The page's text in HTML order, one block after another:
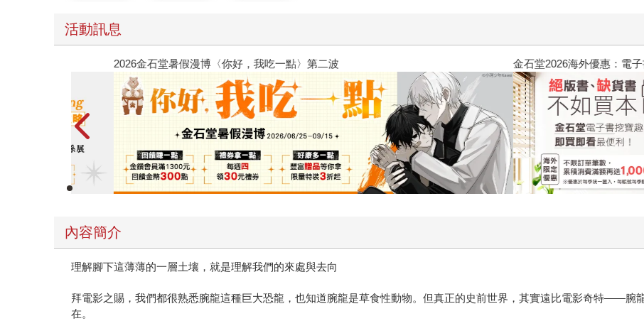
活動訊息
春光ｘ奇幻基地｜全書系展 2026金石堂暑假漫博〈你好，我吃
內容簡介
理解腳下這薄薄的一層土壤，就是理解我們的來處與去向
拜電影之賜，我們都很熟悉腕龍這種巨大恐龍，也知道腕龍是草食性動物。但真正的史前世界，其實遠比電影奇特——腕
在。